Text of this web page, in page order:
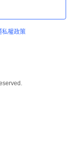
私權政策